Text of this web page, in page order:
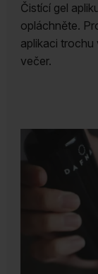
Čistící gel
opláchněte.
aplikaci trochu
večer.